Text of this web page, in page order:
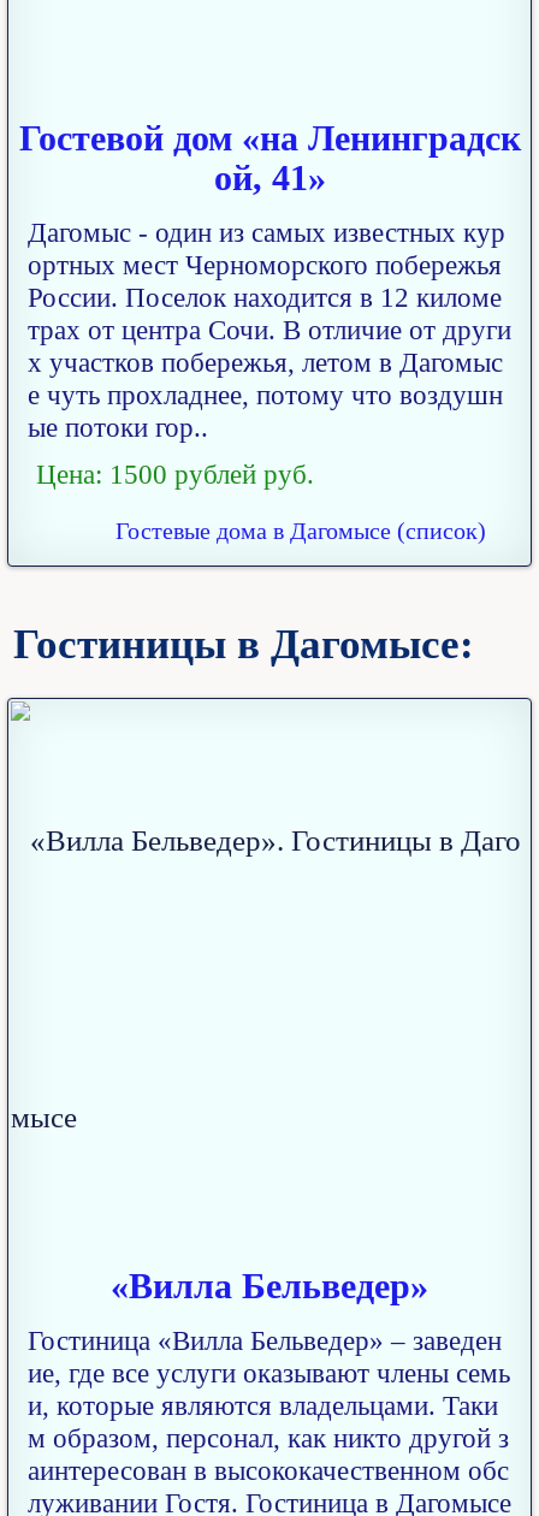
Гостевой дом «на Ленинградск
ой, 41»
Дагомыс - один из самых известных кур
ортных мест Черноморского побережья
России. Поселок находится в 12 киломе
трах от центра Сочи. В отличие от други
х участков побережья, летом в Дагомыс
е чуть прохладнее, потому что воздушн
ые потоки гор..
Цена: 1500 рублей руб.
Гостевые дома в Дагомысе (список)
Гостиницы в Дагомысе:
«Вилла Бельведер»
Гостиница «Вилла Бельведер» – заведен
ие, где все услуги оказывают члены семь
и, которые являются владельцами. Таки
м образом, персонал, как никто другой з
аинтересован в высококачественном обс
луживании Гостя. Гостиница в Дагомысе